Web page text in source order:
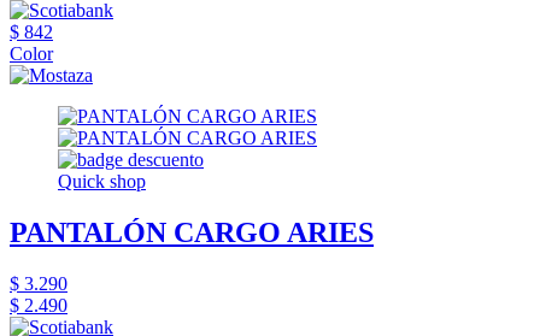
$ 842
Color
Quick shop
PANTALÓN CARGO ARIES
$ 3.290
$ 2.490